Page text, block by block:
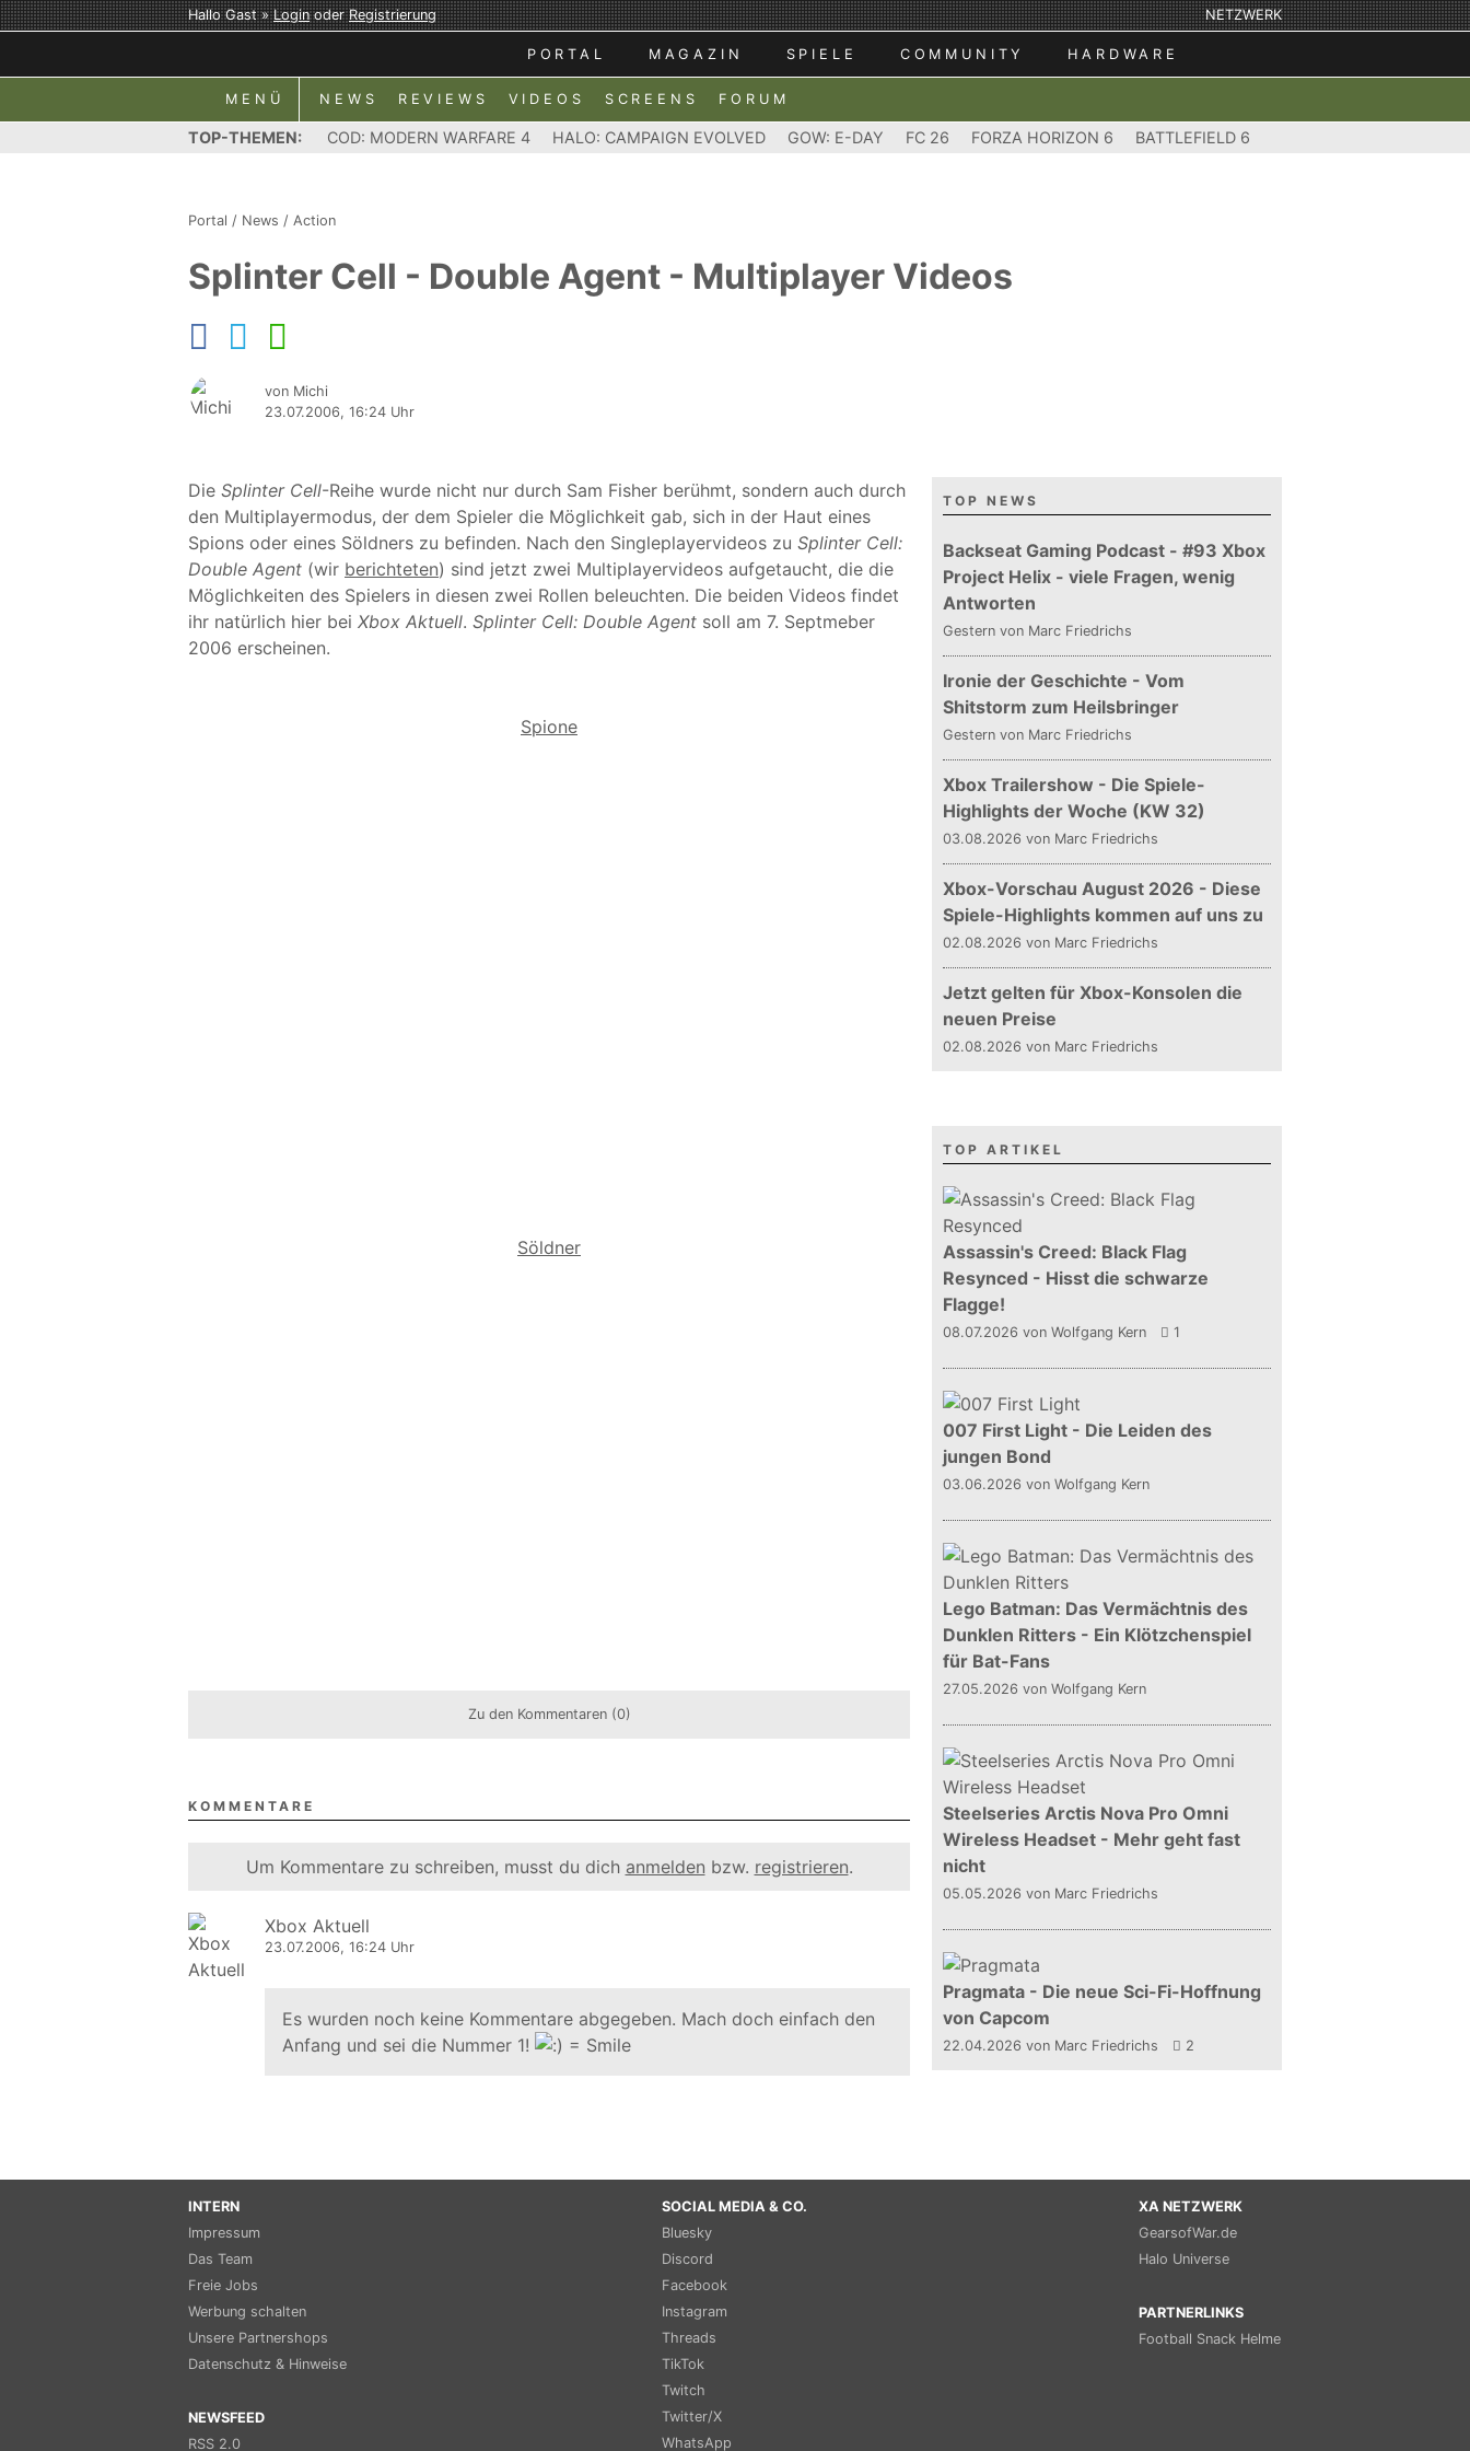
Hallo Gast »LoginoderRegistrierung NETZWERK
PORTAL MAGAZIN SPIELE COMMUNITY HARDWARE
MENÜ NEWS REVIEWS VIDEOS SCREENS FORUM
TOP-THEMEN: COD: MODERN WARFARE 4 HALO: CAMPAIGN EVOLVED GOW: E-DAY FC 26 FORZA HORIZON 6 BATTLEFIELD 6
Portal / News / Action
Splinter Cell - Double Agent - Multiplayer Videos
von Michi
23.07.2006, 16:24 Uhr
Die Splinter Cell-Reihe wurde nicht nur durch Sam Fisher berühmt, sondern auch durch
den Multiplayermodus, der dem Spieler die Möglichkeit gab, sich in der Haut eines
Spions oder eines Söldners zu befinden. Nach den Singleplayervideos zu Splinter Cell:
Double Agent (wir berichteten) sind jetzt zwei Multiplayervideos aufgetaucht, die die
Möglichkeiten des Spielers in diesen zwei Rollen beleuchten. Die beiden Videos findet
ihr natürlich hier bei Xbox Aktuell. Splinter Cell: Double Agent soll am 7. Septmeber
2006 erscheinen.
Spione
Söldner
Zu den Kommentaren (0)
KOMMENTARE
Um Kommentare zu schreiben, musst du dich anmelden bzw. registrieren.
Xbox Aktuell
23.07.2006, 16:24 Uhr
Es wurden noch keine Kommentare abgegeben. Mach doch einfach den
Anfang und sei die Nummer 1!
TOP NEWS
Backseat Gaming Podcast - #93 Xbox
Project Helix - viele Fragen, wenig
Antworten
Gestern von Marc Friedrichs
Ironie der Geschichte - Vom
Shitstorm zum Heilsbringer
Gestern von Marc Friedrichs
Xbox Trailershow - Die Spiele-
Highlights der Woche (KW 32)
03.08.2026 von Marc Friedrichs
Xbox-Vorschau August 2026 - Diese
Spiele-Highlights kommen auf uns zu
02.08.2026 von Marc Friedrichs
Jetzt gelten für Xbox-Konsolen die
neuen Preise
02.08.2026 von Marc Friedrichs
TOP ARTIKEL
Assassin's Creed: Black Flag
Resynced - Hisst die schwarze
Flagge!
08.07.2026 von Wolfgang Kern 1
007 First Light - Die Leiden des
jungen Bond
03.06.2026 von Wolfgang Kern
Lego Batman: Das Vermächtnis des
Dunklen Ritters - Ein Klötzchenspiel
für Bat-Fans
27.05.2026 von Wolfgang Kern
Steelseries Arctis Nova Pro Omni
Wireless Headset - Mehr geht fast
nicht
05.05.2026 von Marc Friedrichs
Pragmata - Die neue Sci-Fi-Hoffnung
von Capcom
22.04.2026 von Marc Friedrichs 2
INTERN
Impressum
Das Team
Freie Jobs
Werbung schalten
Unsere Partnershops
Datenschutz & Hinweise
NEWSFEED
RSS 2.0
SOCIAL MEDIA & CO.
Bluesky
Discord
Facebook
Instagram
Threads
TikTok
Twitch
Twitter/X
WhatsApp
XA NETZWERK
GearsofWar.de
Halo Universe
PARTNERLINKS
Football Snack Helme